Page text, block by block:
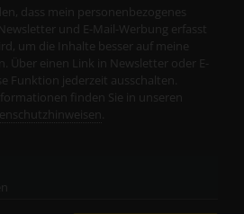
dass mein personenbezogenes
und E-Mail-Werbung erfasst
um die Inhalte besser auf meine
Über einen Link in Newsletter oder E-
Funktion jederzeit ausschalten.
finden Sie in unseren